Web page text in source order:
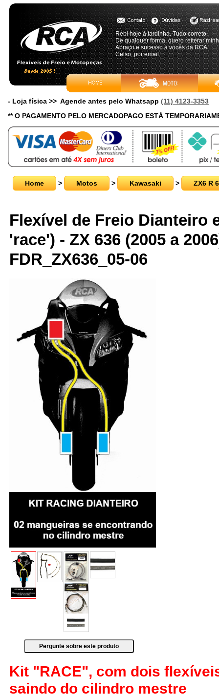
Rebi hoje à tardinha. Tudo correto.
De qualquer forma, quero reiterar
Abraço e sucesso a vocês da RCA.
Celso, por email
- Loja física >> Agende antes pelo Whatsapp (11) 4123-3353
** O PAGAMENTO PELO MERCADOPAGO ESTÁ
Home > Motos > Kawasaki > ZX6 R
Flexível de Freio Dianteiro
'race') - ZX 636 (2005 a
FDR_ZX636_05-06
Kit "RACE", com dois
saindo do cilindro mestre